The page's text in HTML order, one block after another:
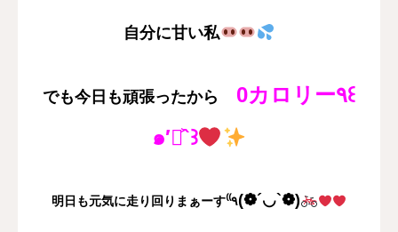
自分に甘い私
でも今日も頑張ったから
0カロリー٩꒰
๑′◡͐`꒱
明日も元気に走り回りまぁーす⁽⁽٩(❁´◡`❁)